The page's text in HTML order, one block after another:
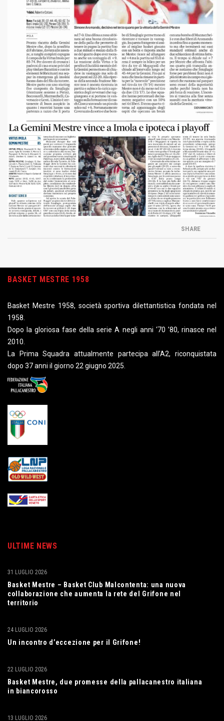
SHARE
BASKET MESTRE 1958
Basket Mestre 1958, società sportiva dilettantistica fondata nel
1958.
Dopo la gloriosa fase della serie A negli anni ‘70 ’80, rinasce nel
2010.
La Prima Squadra attualmente partecipa all’A2, riconquistata
dopo 37 anni il giorno 22 giugno 2025.
ULTIME NEWS
Basket Mestre – Basket Club Malcontenta: una nuova
collaborazione che aumenta la rete del Grifone nel
territorio
31 LUGLIO 2026
Un incontro d’eccezione per il Grifone!
24 LUGLIO 2026
Basket Mestre, due promesse della pallacanestro italiana
in biancorosso
22 LUGLIO 2026
13 LUGLIO 2026